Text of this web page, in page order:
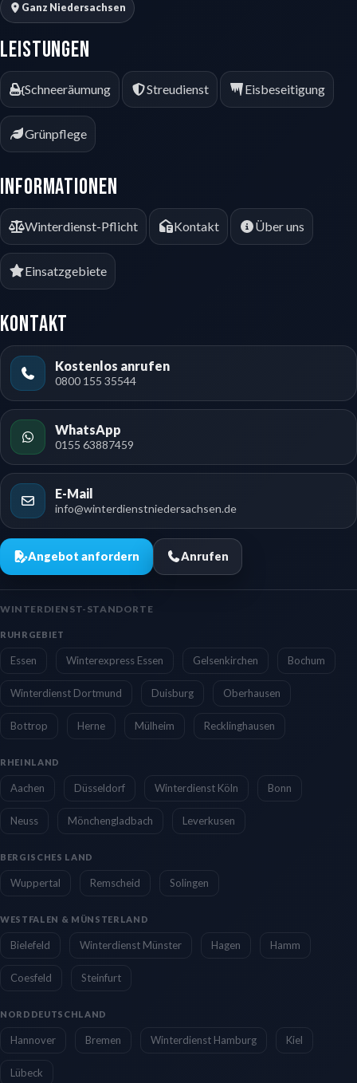
Ganz Niedersachsen
Leistungen
Schneeräumung Streudienst Eisbeseitigung
Grünpflege
Informationen
Winterdienst-Pflicht Kontakt Über uns
Einsatzgebiete
Kontakt
Kostenlos anrufen
0800 155 35544
WhatsApp
0155 63887459
E-Mail
info@winterdienstniedersachsen.de
Angebot anfordern Anrufen
WINTERDIENST-STANDORTE
RUHRGEBIET
Essen Winterexpress Essen Gelsenkirchen Bochum
Winterdienst Dortmund Duisburg Oberhausen
Bottrop Herne Mülheim Recklinghausen
RHEINLAND
Aachen Düsseldorf Winterdienst Köln Bonn
Neuss Mönchengladbach Leverkusen
BERGISCHES LAND
Wuppertal Remscheid Solingen
WESTFALEN & MÜNSTERLAND
Bielefeld Winterdienst Münster Hagen Hamm
Coesfeld Steinfurt
NORDDEUTSCHLAND
Hannover Bremen Winterdienst Hamburg Kiel
Lübeck